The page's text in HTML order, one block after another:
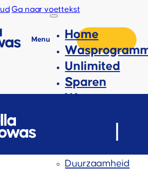
Ga naar voettekst
Menu
Home
Unlimited
Sparen
Duurzaamheid